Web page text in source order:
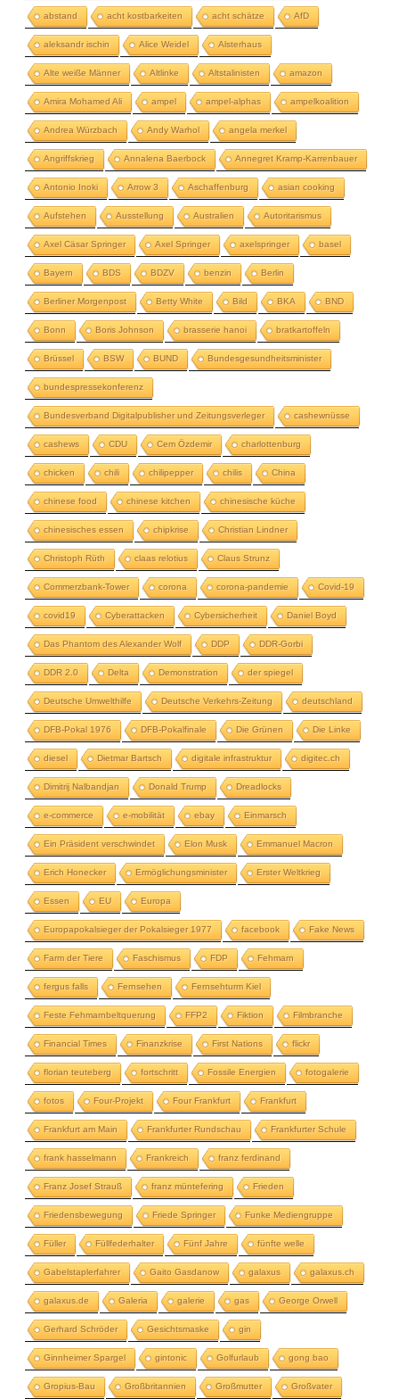
abstand acht kostbarkeiten acht schätze AfD
aleksandr ischin Alice Weidel Alsterhaus
Alte weiße Männer Altlinke Altstalinisten amazon
Amira Mohamed Ali ampel ampel-alphas ampelkoalition
Andrea Würzbach Andy Warhol angela merkel
Angriffskrieg Annalena Baerbock Annegret Kramp-Karrenbauer
Antonio Inoki Arrow 3 Aschaffenburg asian cooking
Aufstehen Ausstellung Australien Autoritarismus
Axel Cäsar Springer Axel Springer axelspringer basel
Bayern BDS BDZV benzin Berlin
Berliner Morgenpost Betty White Bild BKA BND
Bonn Boris Johnson brasserie hanoi bratkartoffeln
Brüssel BSW BUND Bundesgesundheitsminister
bundespressekonferenz
Bundesverband Digitalpublisher und Zeitungsverleger cashewnüsse
cashews CDU Cem Özdemir charlottenburg
chicken chili chilipepper chilis China
chinese food chinese kitchen chinesische küche
chinesisches essen chipkrise Christian Lindner
Christoph Rüth claas relotius Claus Strunz
Commerzbank-Tower corona corona-pandemie Covid-19
covid19 Cyberattacken Cybersicherheit Daniel Boyd
Das Phantom des Alexander Wolf DDP DDR-Gorbi
DDR 2.0 Delta Demonstration der spiegel
Deutsche Umwelthilfe Deutsche Verkehrs-Zeitung deutschland
DFB-Pokal 1976 DFB-Pokalfinale Die Grünen Die Linke
diesel Dietmar Bartsch digitale infrastruktur digitec.ch
Dimitrij Nalbandjan Donald Trump Dreadlocks
e-commerce e-mobilität ebay Einmarsch
Ein Präsident verschwindet Elon Musk Emmanuel Macron
Erich Honecker Ermöglichungsminister Erster Weltkrieg
Essen EU Europa
Europapokalsieger der Pokalsieger 1977 facebook Fake News
Farm der Tiere Faschismus FDP Fehmarn
fergus falls Fernsehen Fernsehturm Kiel
Feste Fehmarnbeltquerung FFP2 Fiktion Filmbranche
Financial Times Finanzkrise First Nations flickr
florian teuteberg fortschritt Fossile Energien fotogalerie
fotos Four-Projekt Four Frankfurt Frankfurt
Frankfurt am Main Frankfurter Rundschau Frankfurter Schule
frank hasselmann Frankreich franz ferdinand
Franz Josef Strauß franz müntefering Frieden
Friedensbewegung Friede Springer Funke Mediengruppe
Füller Füllfederhalter Fünf Jahre fünfte welle
Gabelstaplerfahrer Gaito Gasdanow galaxus galaxus.ch
galaxus.de Galeria galerie gas George Orwell
Gerhard Schröder Gesichtsmaske gin
Ginnheimer Spargel gintonic Golfurlaub gong bao
Gropius-Bau Großbritannien Großmutter Großvater